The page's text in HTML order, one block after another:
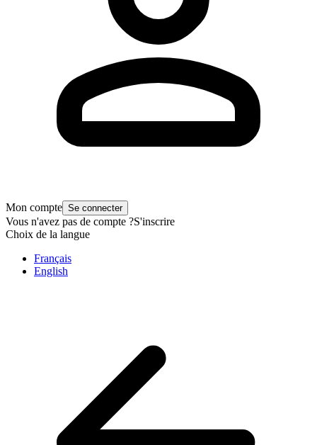
Mon compte Se connecter
Vous n'avez pas de compte ?S'inscrire
Choix de la langue
Français
English